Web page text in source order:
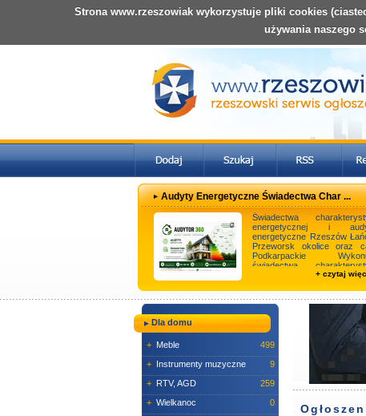
Audyty Energetyczne Świadectwa Char ...
Świadectwa
energetycznej i
energetyczne Rzeszów
Przeworsk okolice oraz
Podkarpackie
świadectwa
energetycznej, wymagane ...
+ czytaj
Dla domu
+ Meble
499
+ Instrumenty muzyczne
9
+ RTV, AGD
259
+ Wielkanoc
0
Strona www.rzeszowiak wykorzystuje pliki cookies
używania naszego